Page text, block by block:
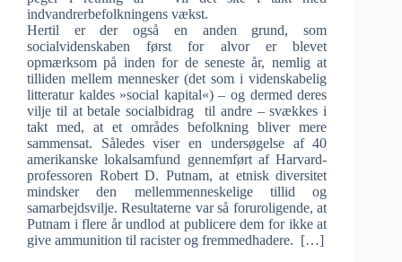
indvandrerbefolkningens vækst.
Hertil er der også en anden grund, som
socialvidenskaben først for alvor er blevet
opmærksom på inden for de seneste år, nemlig at
tilliden mellem mennesker (det som i videnskabelig
litteratur kaldes »social kapital«) – og dermed deres
vilje til at betale socialbidrag til andre – svækkes i
takt med, at et områdes befolkning bliver mere
sammensat. Således viser en undersøgelse af 40
amerikanske lokalsamfund gennemført af Harvard-
professoren Robert D. Putnam, at etnisk diversitet
mindsker den mellemmenneskelige tillid og
samarbejdsvilje. Resultaterne var så foruroligende, at
Putnam i flere år undlod at publicere dem for ikke at
give ammunition til racister og fremmedhadere. […]